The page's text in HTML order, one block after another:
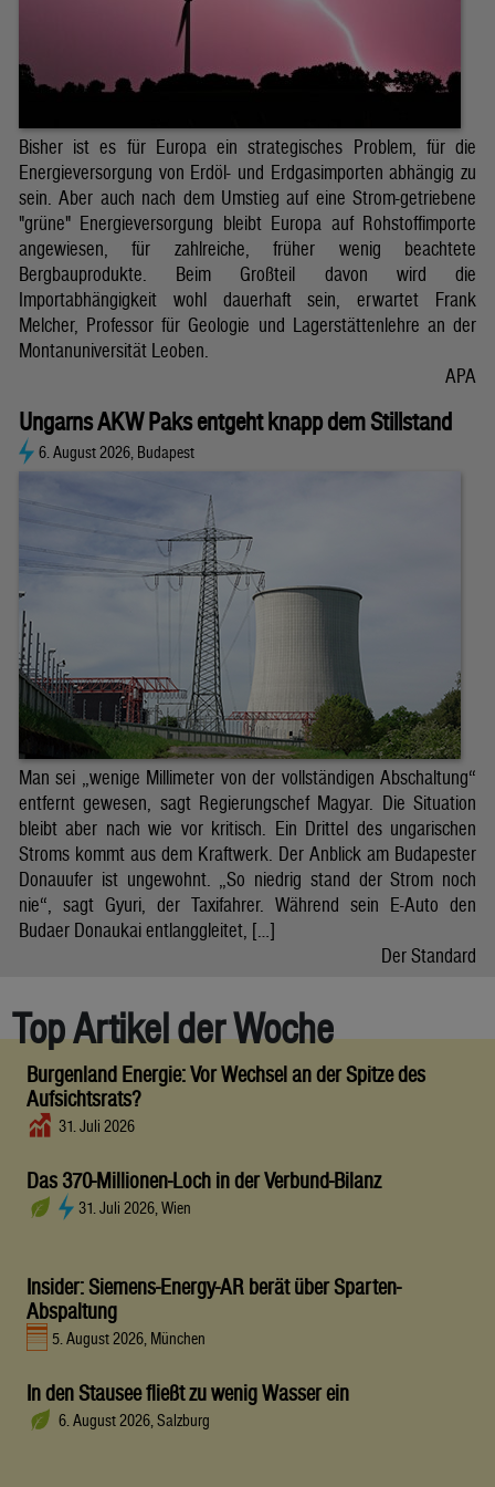
Bisher ist es für Europa ein strategisches Problem, für die
Energieversorgung von Erdöl- und Erdgasimporten abhängig zu
sein. Aber auch nach dem Umstieg auf eine Strom-getriebene
"grüne" Energieversorgung bleibt Europa auf Rohstoffimporte
angewiesen, für zahlreiche, früher wenig beachtete
Bergbauprodukte. Beim Großteil davon wird die
Importabhängigkeit wohl dauerhaft sein, erwartet Frank
Melcher, Professor für Geologie und Lagerstättenlehre an der
Montanuniversität Leoben.
APA
Ungarns AKW Paks entgeht knapp dem Stillstand
6. August 2026, Budapest
Man sei „wenige Millimeter von der vollständigen Abschaltung“
entfernt gewesen, sagt Regierungschef Magyar. Die Situation
bleibt aber nach wie vor kritisch. Ein Drittel des ungarischen
Stroms kommt aus dem Kraftwerk. Der Anblick am Budapester
Donauufer ist ungewohnt. „So niedrig stand der Strom noch
nie“, sagt Gyuri, der Taxifahrer. Während sein E-Auto den
Budaer Donaukai entlanggleitet, […]
Der Standard
Top Artikel der Woche
Burgenland Energie: Vor Wechsel an der Spitze des
Aufsichtsrats?
31. Juli 2026
Das 370-Millionen-Loch in der Verbund-Bilanz
31. Juli 2026, Wien
Insider: Siemens-Energy-AR berät über Sparten-
Abspaltung
5. August 2026, München
In den Stausee fließt zu wenig Wasser ein
6. August 2026, Salzburg